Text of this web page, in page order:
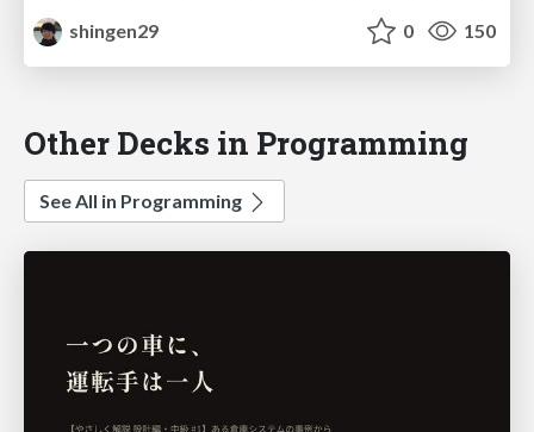
shingen29
0 150
Other Decks in Programming
See All in Programming